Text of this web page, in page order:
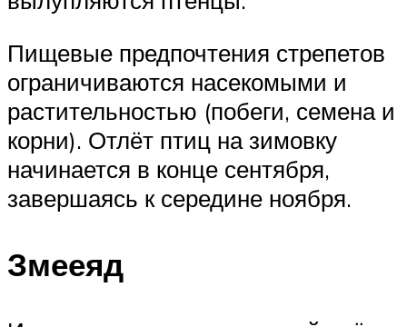
Пищевые предпочтения стрепетов
ограничиваются насекомыми и
растительностью (побеги, семена и
корни). Отлёт птиц на зимовку
начинается в конце сентября,
завершаясь к середине ноября.
Змееяд